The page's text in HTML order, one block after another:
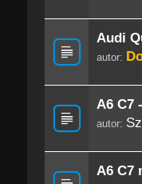
Audi
autor:
A6 C7
autor:
A6 C7